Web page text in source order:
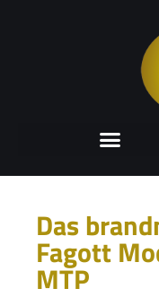
Das
Fagott
MTP